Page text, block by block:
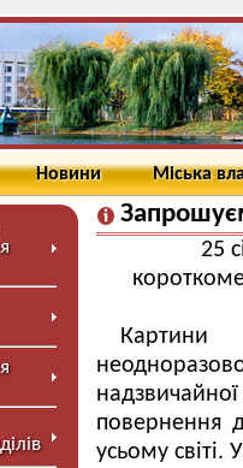
Новини Міська
25
Картини
повернення
усьому